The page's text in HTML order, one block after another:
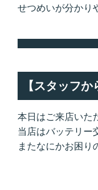
せつめいが分かり
【スタッフか
本日はご来店いた
当店はバッテリー
またなにかお困り